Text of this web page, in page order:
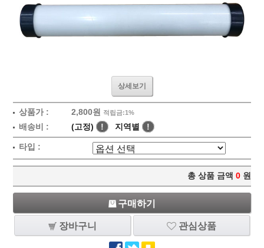
상세보기
상품가 : 2,800원 적립금:1%
배송비 : (고정) ! 지역별 !
타입 :
총 상품 금액 0 원
구매하기
장바구니 관심상품